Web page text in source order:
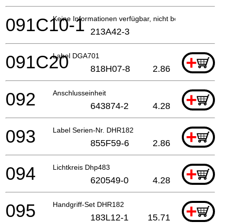
Keine Informationen verfügbar, nicht bestellbar
091C10-1 213A42-3
Label DGA701 +
091C20 818H07-8 2.86
Anschlusseinheit +
092 643874-2 4.28
Label Serien-Nr. DHR182 +
093 855F59-6 2.86
Lichtkreis Dhp483 +
094 620549-0 4.28
Handgriff-Set DHR182 +
095 183L12-1 15.71